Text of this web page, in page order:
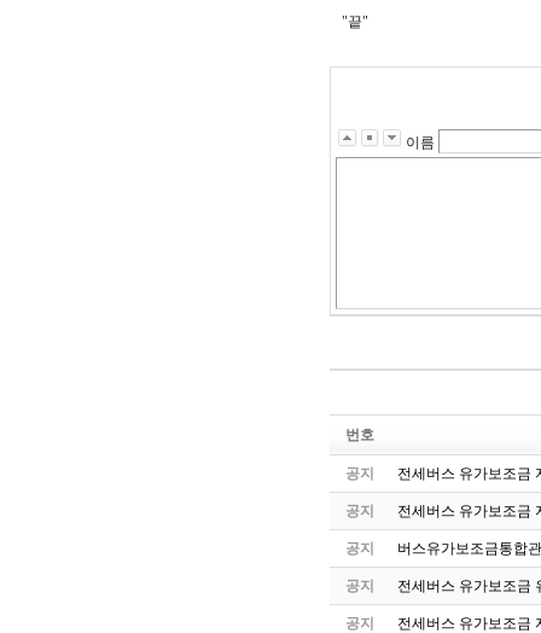
"끝"
이름
번호
공지 전세버스 유가보조금
공지 전세버스 유가보조금
공지 버스유가보조금통합
공지 전세버스 유가보조금
공지 전세버스 유가보조금